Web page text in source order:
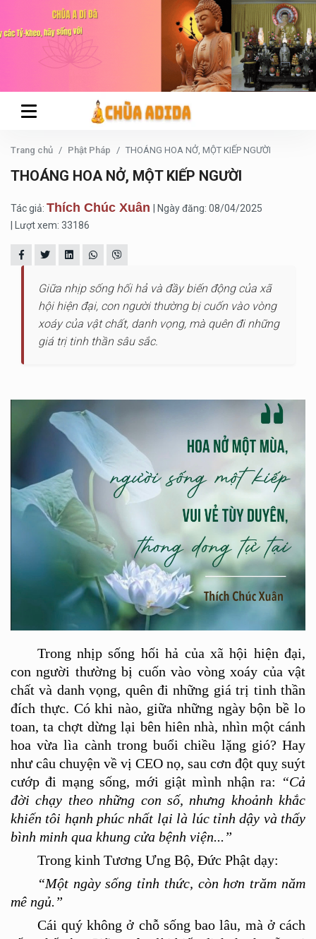
Trang chủ Phật Pháp THOÁNG HOA NỞ, MỘT KIẾP NGƯỜI
THOÁNG HOA NỞ, MỘT KIẾP NGƯỜI
Tác giả: Thích Chúc Xuân
| Ngày đăng: 08/04/2025
| Lượt xem: 33186
Giữa nhịp sống hối hả và đầy biến động của xã
hội hiện đại, con người thường bị cuốn vào vòng
xoáy của vật chất, danh vọng, mà quên đi những
giá trị tinh thần sâu sắc.
Trong nhịp sống hối hả của xã hội hiện đại,
con người thường bị cuốn vào vòng xoáy của vật
chất và danh vọng, quên đi những giátrị tinh thần
đích thực. Có khi nào, giữa những ngày bộn bề lo
toan, ta chợt dừng lại bên hiên nhà, nhìn một cánh
hoa vừa lìa cành trong buổi chiều lặng gió?Hay
như câu chuyện về vị CEO nọ, sau cơn đột quỵ suýt
cướp đi mạng sống, mới giật mình nhận ra: “Cả
đời chạy theo những con số, nhưng khoảnh khắc
khiến tôi hạnh phúc nhất lại là lúc tỉnh dậy và thấy
bình minh qua khung cửa bệnh viện... ”
Trong kinh Tương Ưng Bộ, Đức Phật dạy:
“Một ngày sống tỉnh thức, còn hơn trăm năm
mê ngủ.”
Cái quý không ở chỗ sống bao lâu, mà ở cách